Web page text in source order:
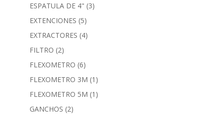
ESPATULA DE 4" (3)
EXTENCIONES (5)
EXTRACTORES (4)
FILTRO (2)
FLEXOMETRO (6)
FLEXOMETRO 3M (1)
FLEXOMETRO 5M (1)
GANCHOS (2)